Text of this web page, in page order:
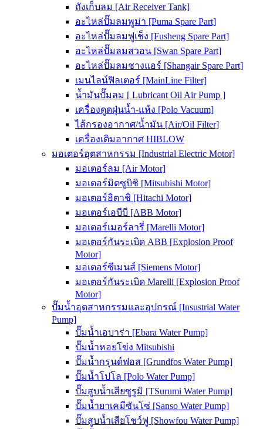
ถังเก็บลม [Air Receiver Tank]
อะไหล่ปั๊มลมพูม่า [Puma Spare Part]
อะไหล่ปั๊มลมฟูเช็ง [Fusheng Spare Part]
อะไหล่ปั๊มลมสวอน [Swan Spare Part]
อะไหล่ปั๊มลมชางแอร์ [Shangair Spare Part]
เมนไลน์ฟิลเตอร์ [MainLine Filter]
น้ำมันปั๊มลม [ Lubricant Oil Air Pump ]
เครื่องดูดฝุ่นน้ำ-แห้ง [Polo Vacuum]
ไส้กรองอากาศ/น้ำมัน [Air/Oil Filter]
เครื่องเติมอากาศ HIBLOW
มอเตอร์อุตสาหกรรม [Industrial Electric Motor]
มอเตอร์ลม [Air Motor]
มอเตอร์มิตซูบิชิ [Mitsubishi Motor]
มอเตอร์ฮิตาชิ [Hitachi Motor]
มอเตอร์เอบีบี [ABB Motor]
มอเตอร์เมอร์ลารี่ [Marelli Motor]
มอเตอร์กันระเบิด ABB [Explosion Proof
Motor]
มอเตอร์ซีเมนส์ [Siemens Motor]
มอเตอร์กันระเบิด Marelli [Explosion Proof
Motor]
ปั๊มน้ำอุตสาหกรรมและอุปกรณ์ [Insustrial Water
Pump]
ปั๊มน้ำเอบาร่า [Ebara Water Pump]
ปั๊มน้ำหอยโข่ง Mitsubishi
ปั๊มน้ำกรุนด์ฟอส [Grundfos Water Pump]
ปั๊มน้ำโปโล [Polo Water Pump]
ปั๊มสูบน้ำเสียซูรูมิ [TSurumi Water Pump]
ปั๊มน้ำยาเคมีซันโซ่ [Sanso Water Pump]
ปั๊มสูบน้ำเสียโชว์ฟู [Showfou Water Pump]